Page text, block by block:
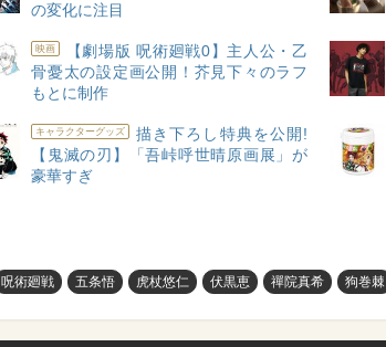
の変化に注目
映画
【劇場版 呪術廻戦0】主人公・乙
骨憂太の設定画公開！芥見下々のラフ
もとに制作
キャラクターグッズ
描き下ろし特典を公開!
【鬼滅の刃】「吾峠呼世晴原画展」が
豪華すぎ
呪術廻戦 五条悟 虎杖悠仁 伏黒恵 禪院真希 狗巻棘